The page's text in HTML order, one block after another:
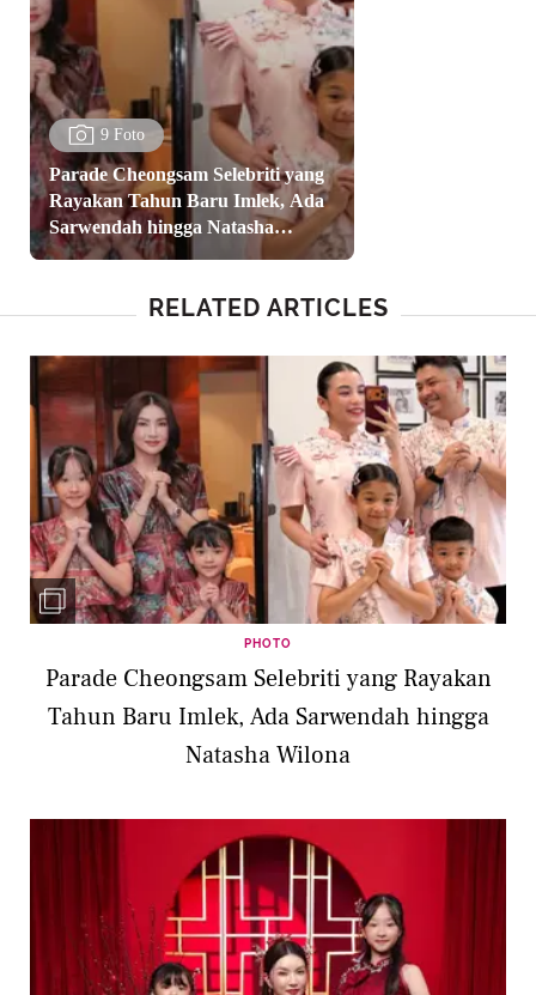
9 Foto
Parade Cheongsam Selebriti yang
Rayakan Tahun Baru Imlek, Ada
Sarwendah hingga Natasha
Wilona
RELATED ARTICLES
PHOTO
Parade Cheongsam Selebriti yang Rayakan
Tahun Baru Imlek, Ada Sarwendah hingga
Natasha Wilona